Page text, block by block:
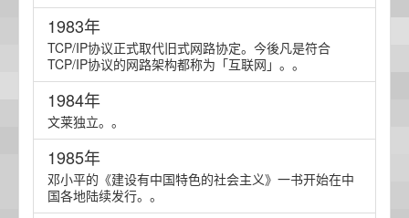
1983年
TCP/IP协议正式取代旧式网路协定。今後凡是符合
TCP/IP协议的网路架构都称为「互联网」。。
1984年
文莱独立。。
1985年
邓小平的《建设有中国特色的社会主义》一书开始在中
国各地陆续发行。。